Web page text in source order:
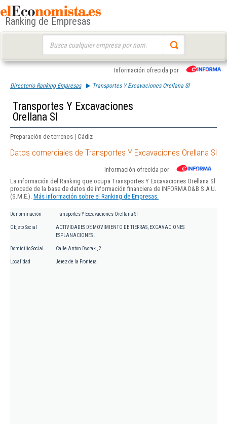
Ranking de Empresas
Información ofrecida por
Directorio Ranking Empresas Transportes Y Excavaciones Orellana Sl
Transportes Y Excavaciones
Orellana Sl
Preparación de terrenos | Cádiz
Datos comerciales de Transportes Y Excavaciones Orellana Sl
Información ofrecida por
La información del Ranking que ocupa Transportes Y Excavaciones Orellana Sl
procede de la base de datos de información financiera de INFORMA D&B S.A.U.
(S.M.E.). Más información sobre el Ranking de Empresas.
Denominación Transportes Y Excavaciones Orellana Sl
Objeto Social
ACTIVIDADES DE MOVIMIENTO DE TIERRAS, EXCAVACIONES
ESPLANACIONES .
Domicilio Social Calle Anton Dvorak , 2
Localidad Jerez de la Frontera